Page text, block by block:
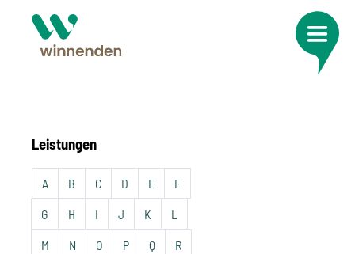
Leistungen
A B C D E F
G H I J K L
M N O P Q R